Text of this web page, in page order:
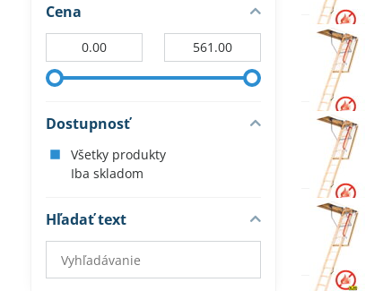
Cena
Dostupnosť
Všetky produkty
Iba skladom
Hľadať text
Prehľadať
výsledky